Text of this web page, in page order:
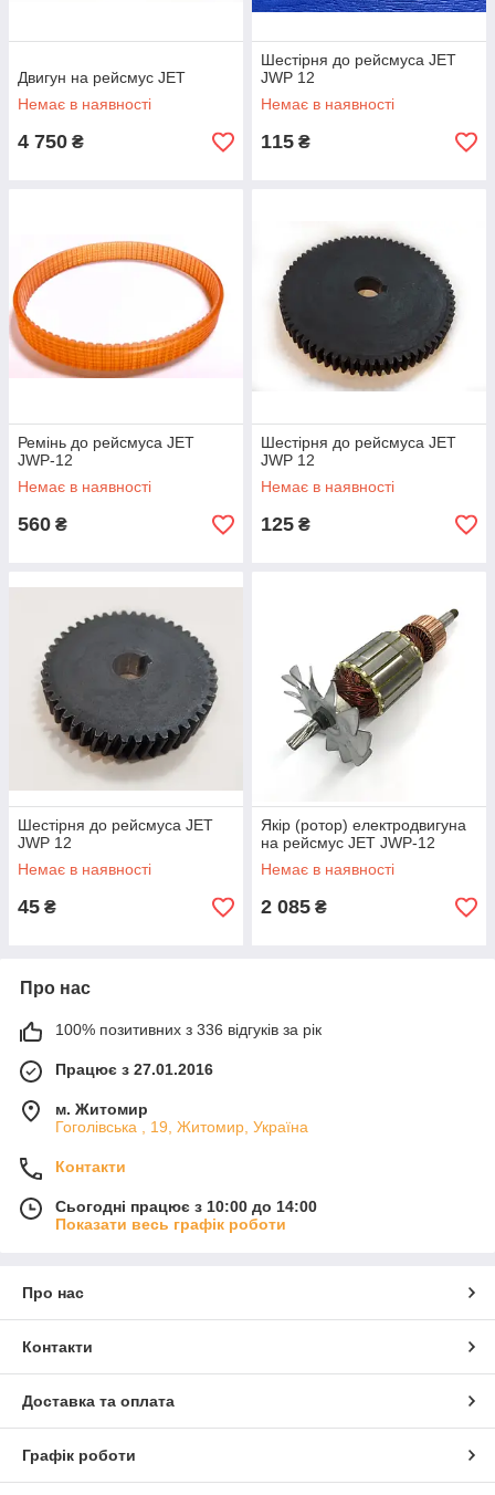
Двигун на рейсмус JET
Немає в наявності
4 750 ₴
Шестірня до рейсмуса JET
JWP 12
Немає в наявності
115 ₴
Ремінь до рейсмуса JET
JWP-12
Немає в наявності
560 ₴
Шестірня до рейсмуса JET
JWP 12
Немає в наявності
125 ₴
Шестірня до рейсмуса JET
JWP 12
Немає в наявності
45 ₴
Якір (ротор) електродвигуна
на рейсмус JET JWP-12
Немає в наявності
2 085 ₴
Про нас
100% позитивних з 336 відгуків за рік
Працює з 27.01.2016
м. Житомир
Гоголівська , 19, Житомир, Україна
Контакти
Сьогодні працює з 10:00 до 14:00
Показати весь графік роботи
Про нас
Контакти
Доставка та оплата
Графік роботи